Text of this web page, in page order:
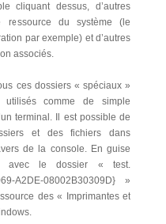
cliquant dessus, d’autres
ressource du système (le
par exemple) et d’autres
associés.
ces dossiers « spéciaux »
utilisés comme de simple
terminal. Il est possible de
et des fichiers dans
de la console. En guise
avec le dossier « test.
A2DE-08002B30309D} »
des « Imprimantes et